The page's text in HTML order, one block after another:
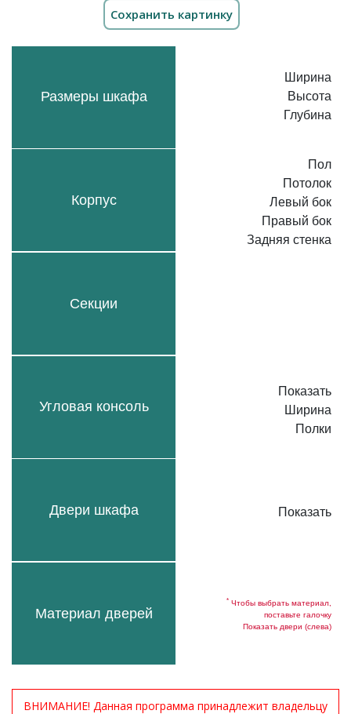
Размеры шкафа
Корпус
Секции
Угловая консоль
Двери шкафа
Материал дверей
Ширина
Высота
Глубина
Пол
Потолок
Левый бок
Правый бок
Задняя стенка
Показать
Ширина
Полки
Показать
* Чтобы выбрать материал,
поставьте галочку
Показать двери (слева)
ВНИМАНИЕ! Данная программа принадлежит владельцу